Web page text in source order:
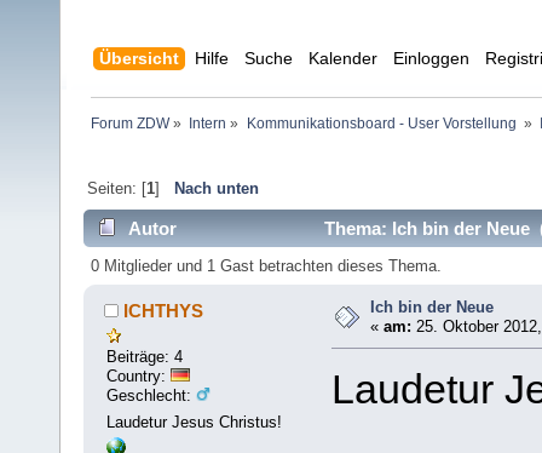
Übersicht Hilfe Suche Kalender Einloggen
Forum ZDW» Intern » Kommunikationsboard - User Vorstellung »
Seiten: [1] Nach unten
Autor Thema: Ich bin der Neue
0 Mitglieder und 1 Gast betrachten dieses Thema.
ICHTHYS
Beiträge: 4
Country:
Geschlecht:
Laudetur Jesus Christus!
Ich bin der Neue
«am: 25. Oktober
Laudetur